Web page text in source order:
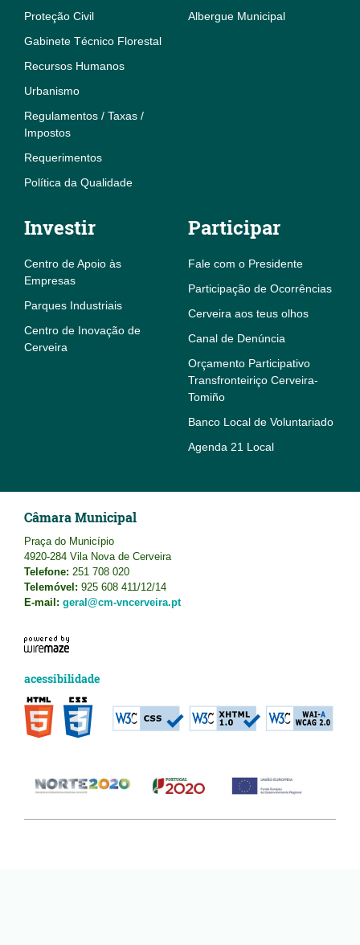
Proteção Civil
Gabinete Técnico Florestal
Recursos Humanos
Urbanismo
Regulamentos / Taxas /
Impostos
Requerimentos
Política da Qualidade
Albergue Municipal
Investir
Centro de Apoio às
Empresas
Parques Industriais
Centro de Inovação de
Cerveira
Participar
Fale com o Presidente
Participação de Ocorrências
Cerveira aos teus olhos
Canal de Denúncia
Orçamento Participativo
Transfronteiriço Cerveira-
Tomiño
Banco Local de Voluntariado
Agenda 21 Local
Câmara Municipal
Praça do Município
4920-284 Vila Nova de Cerveira
Telefone: 251 708 020
Telemóvel: 925 608 411/12/14
E-mail: geral@cm-vncerveira.pt
acessibilidade